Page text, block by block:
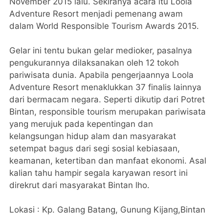
Adventure Resort menjadi pemenang awam
dalam World Responsible Tourism Awards 2015.
Gelar ini tentu bukan gelar medioker, pasalnya
pengukurannya dilaksanakan oleh 12 tokoh
pariwisata dunia. Apabila pengerjaannya Loola
Adventure Resort menaklukkan 37 finalis lainnya
dari bermacam negara. Seperti dikutip dari Potret
Bintan, responsible tourism merupakan pariwisata
yang merujuk pada kepentingan dan
kelangsungan hidup alam dan masyarakat
setempat bagus dari segi sosial kebiasaan,
keamanan, ketertiban dan manfaat ekonomi. Asal
kalian tahu hampir segala karyawan resort ini
direkrut dari masyarakat Bintan lho.
Lokasi : Kp. Galang Batang, Gunung Kijang,Bintan